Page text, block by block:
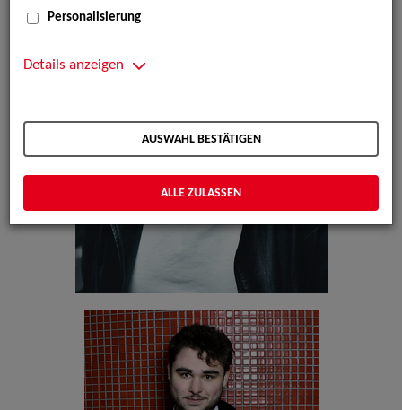
Personalisierung
Details anzeigen
AUSWAHL BESTÄTIGEN
ALLE ZULASSEN